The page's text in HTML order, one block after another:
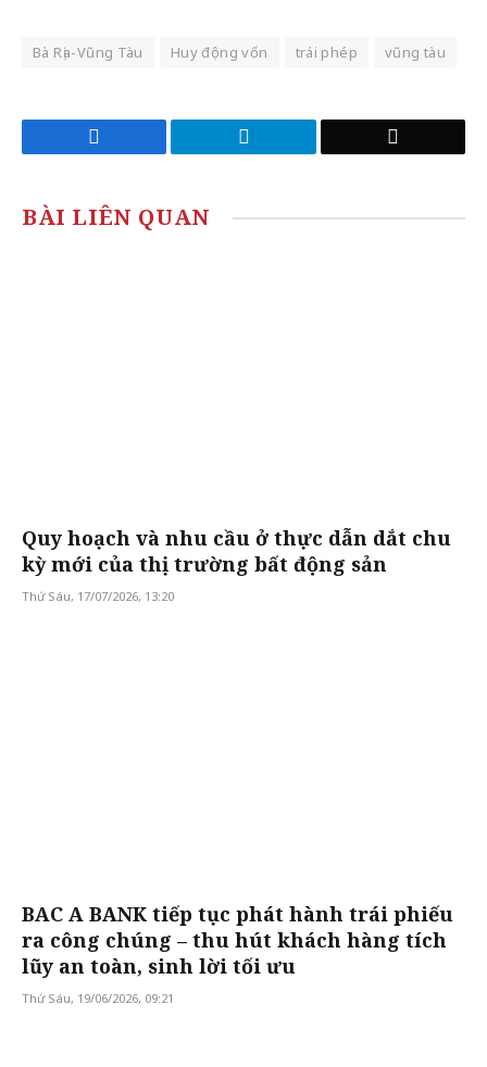
Bà Rịa-Vũng Tàu Huy động vốn trái phép vũng tàu
Telegram
BÀI LIÊN QUAN
Quy hoạch và nhu cầu ở thực dẫn dắt chu
kỳ mới của thị trường bất động sản
Thứ Sáu, 17/07/2026, 13:20
BAC A BANK tiếp tục phát hành trái phiếu
ra công chúng – thu hút khách hàng tích
lũy an toàn, sinh lời tối ưu
Thứ Sáu, 19/06/2026, 09:21